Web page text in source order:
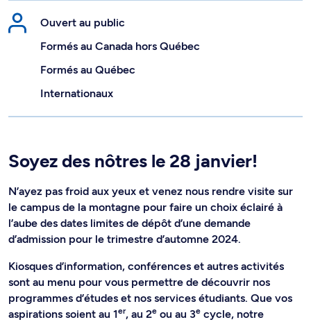
Ouvert au public
Formés au Canada hors Québec
Formés au Québec
Internationaux
Soyez des nôtres le 28 janvier!
N’ayez pas froid aux yeux et venez nous rendre visite sur
le campus de la montagne pour faire un choix éclairé à
l’aube des dates limites de dépôt d’une demande
d’admission pour le trimestre d’automne 2024.
Kiosques d’information, conférences et autres activités
sont au menu pour vous permettre de découvrir nos
programmes d’études et nos services étudiants. Que vos
aspirations soient au 1er, au 2e ou au 3e cycle, notre